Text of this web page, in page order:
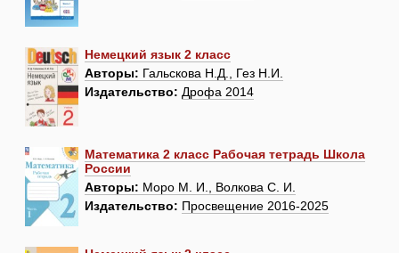
Немецкий язык 2 класс
Авторы: Гальскова Н.Д., Гез Н.И.
Издательство: Дрофа 2014
Математика 2 класс Рабочая тетрадь Школа
России
Авторы: Моро М. И., Волкова С. И.
Издательство: Просвещение 2016-2025